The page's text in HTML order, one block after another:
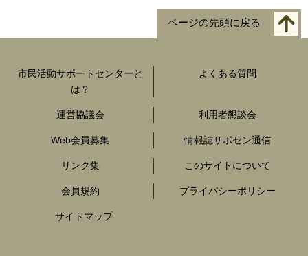
ページの先頭に戻る
市民活動サポートセンターと
は？
よくある質問
運営協議会 利用者懇談会
Web会員募集 情報誌サポセン通信
リンク集 このサイトについて
会員規約 プライバシーポリシー
サイトマップ